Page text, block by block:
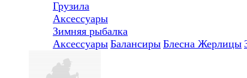
Грузила
Аксессуары
Зимняя рыбалка
Аксессуары Балансиры Блесна Жерлицы